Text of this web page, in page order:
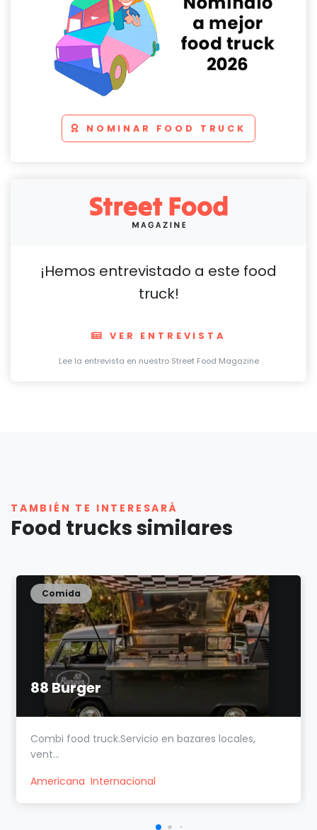
NOMINAR FOOD TRUCK
¡Hemos entrevistado a este food
truck!
VER ENTREVISTA
Lee la entrevista en nuestro Street Food Magazine
TAMBIÉN TE INTERESARÁ
Food trucks similares
88 Burger
Comida
Combi food truck.Servicio en bazares locales,
vent...
Americana Internacional